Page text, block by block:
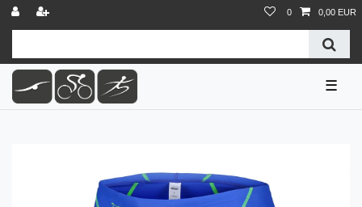
0 0,00 EUR
☰